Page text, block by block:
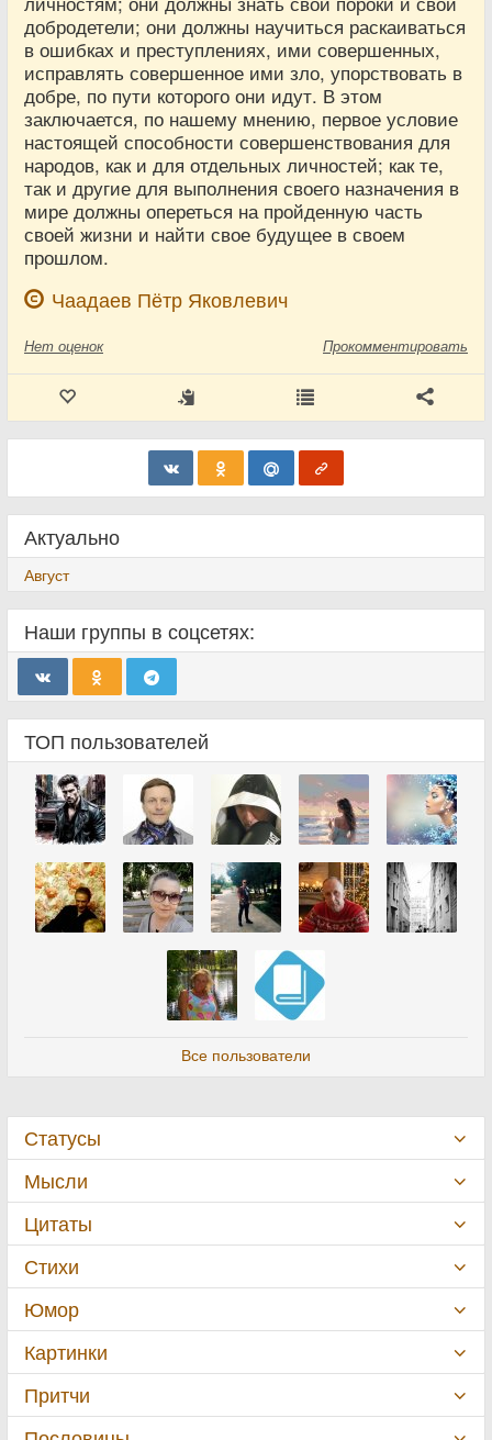
добродетели; они должны научиться раскаиваться
в ошибках и преступлениях, ими совершенных,
исправлять совершенное ими зло, упорствовать в
добре, по пути которого они идут. В этом
заключается, по нашему мнению, первое условие
настоящей способности совершенствования для
народов, как и для отдельных личностей; как те,
так и другие для выполнения своего назначения в
мире должны опереться на пройденную часть
своей жизни и найти свое будущее в своем
прошлом.
Чаадаев Пётр Яковлевич
Нет оценок Прокомментировать
Актуально
Август
Наши группы в соцсетях:
ТОП пользователей
Все пользователи
Статусы
Мысли
Цитаты
Стихи
Юмор
Картинки
Притчи